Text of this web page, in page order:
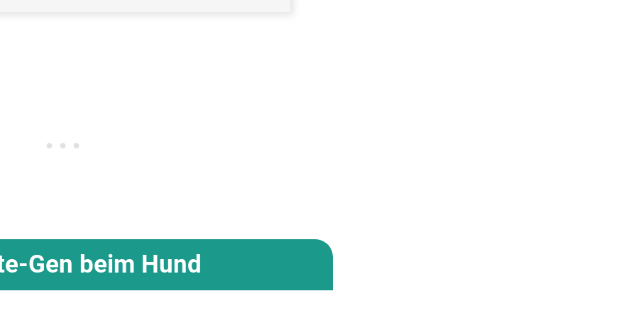
Gen beim Hund